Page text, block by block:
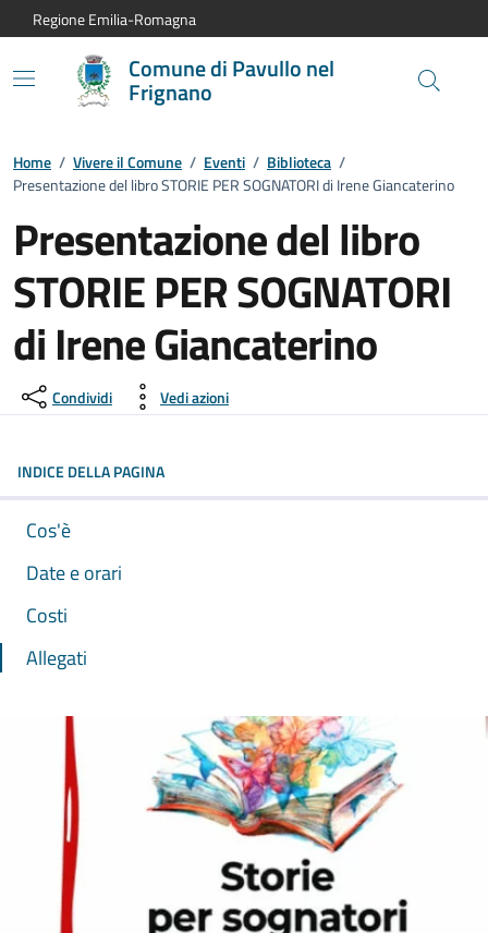
Vai al contenuto principale
Vai alla navigazione del sito
Vai al piede di pagina
Regione Emilia-Romagna
Comune di Pavullo nel
Frignano
Home / Vivere il Comune / Eventi / Biblioteca /
Presentazione del libro STORIE PER SOGNATORI di Irene Giancaterino
Presentazione del libro
STORIE PER SOGNATORI
di Irene Giancaterino
Dettagli dell'evento:
Condividi Vedi azioni
INDICE DELLA PAGINA
Cos'è
Date e orari
Costi
Allegati